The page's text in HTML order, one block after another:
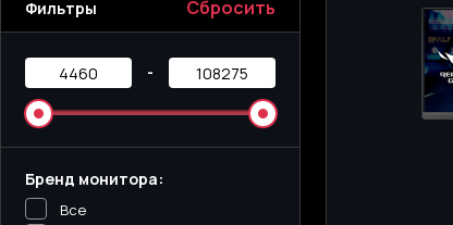
Фильтры Сбросить
-
Бренд монитора:
Все